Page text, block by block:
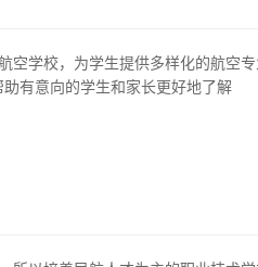
有意向的学生和家长更好地了解